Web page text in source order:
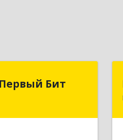
Бит
Первый Бит
г. Костанай,